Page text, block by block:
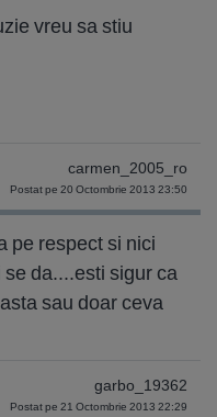
vreu sa stiu
carmen_2005_ro
Postat pe 20 Octombrie 2013 23:50
pe respect si nici
da....esti sigur ca
sau doar ceva
garbo_19362
Postat pe 21 Octombrie 2013 22:29